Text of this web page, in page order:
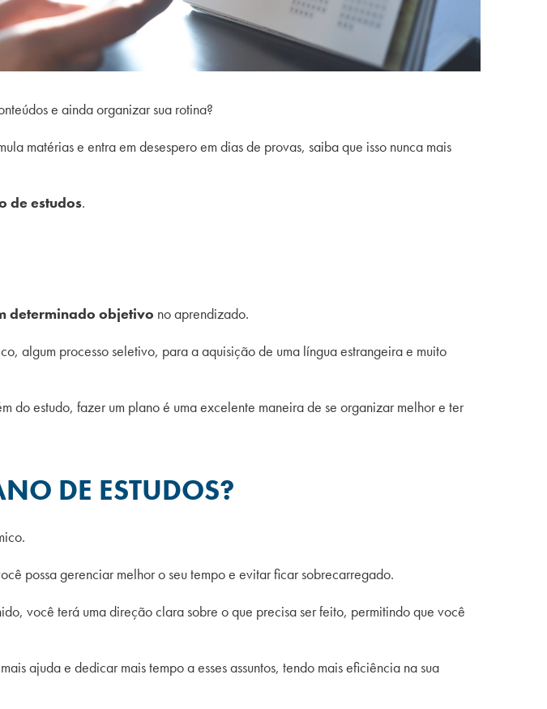
e ainda organizar sua rotina?
matérias e entra em desespero em dias de provas, saiba que isso nunca mais
de estudos.
determinado objetivo no aprendizado.
algum processo seletivo, para a aquisição de uma língua estrangeira e muito
do estudo, fazer um plano é uma excelente maneira de se organizar melhor e ter
DE ESTUDOS?
possa gerenciar melhor o seu tempo e evitar ficar sobrecarregado.
você terá uma direção clara sobre o que precisa ser feito, permitindo que você
ajuda e dedicar mais tempo a esses assuntos, tendo mais eficiência na sua